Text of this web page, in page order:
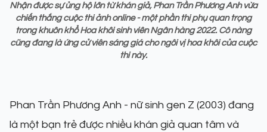
Nhận được sự ủng hộ lớn từ khán giả, Phan Trần Phương Anh vừa
chiến thắng cuộc thi ảnh online - một phần thi phụ quan trọng
trong khuôn khổ Hoa khôi sinh viên Ngân hàng 2022. Cô nàng
cũng đang là ứng cử viên sáng giá cho ngôi vị hoa khôi của cuộc
thi này.
Phan Trần Phương Anh - nữ sinh gen Z (2003) đang
là một bạn trẻ được nhiều khán giả quan tâm và